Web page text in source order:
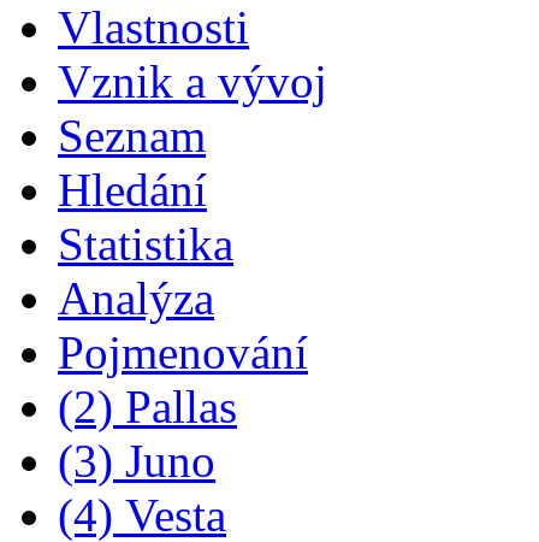
Vlastnosti
Vznik a vývoj
Seznam
Hledání
Statistika
Analýza
Pojmenování
(2) Pallas
(3) Juno
(4) Vesta